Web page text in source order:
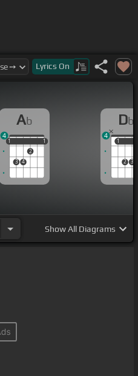
Lyrics On
Ab
1
3 4
2
1
1 1
4
Db
1
2 3
1
4
ShowAll Diagrams